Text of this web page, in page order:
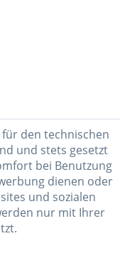
den technischen
und stets gesetzt
bei Benutzung
dienen oder
und sozialen
nur mit Ihrer